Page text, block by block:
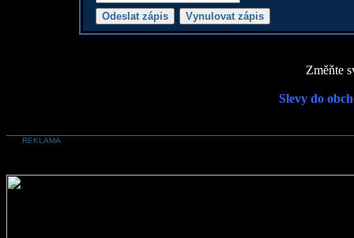
Změňte
Slevy do
REKLAMA